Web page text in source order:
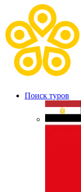
Поиск туров